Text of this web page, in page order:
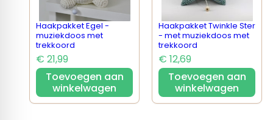
Haakpakket Egel -
muziekdoos met
trekkoord
€ 21,99
Toevoegen aan
winkelwagen
Haakpakket Twinkle Ster
- met muziekdoos met
trekkoord
€ 12,69
Toevoegen aan
winkelwagen